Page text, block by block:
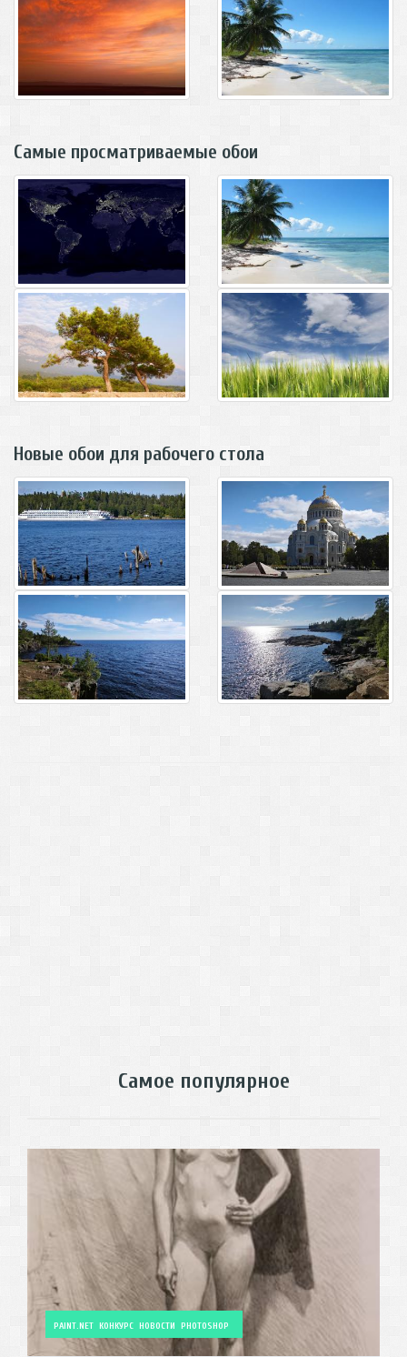
Самые просматриваемые обои
Новые обои для рабочего стола
Самое популярное
PAINT.NET КОНКУРС НОВОСТИ PHOTOSHOP